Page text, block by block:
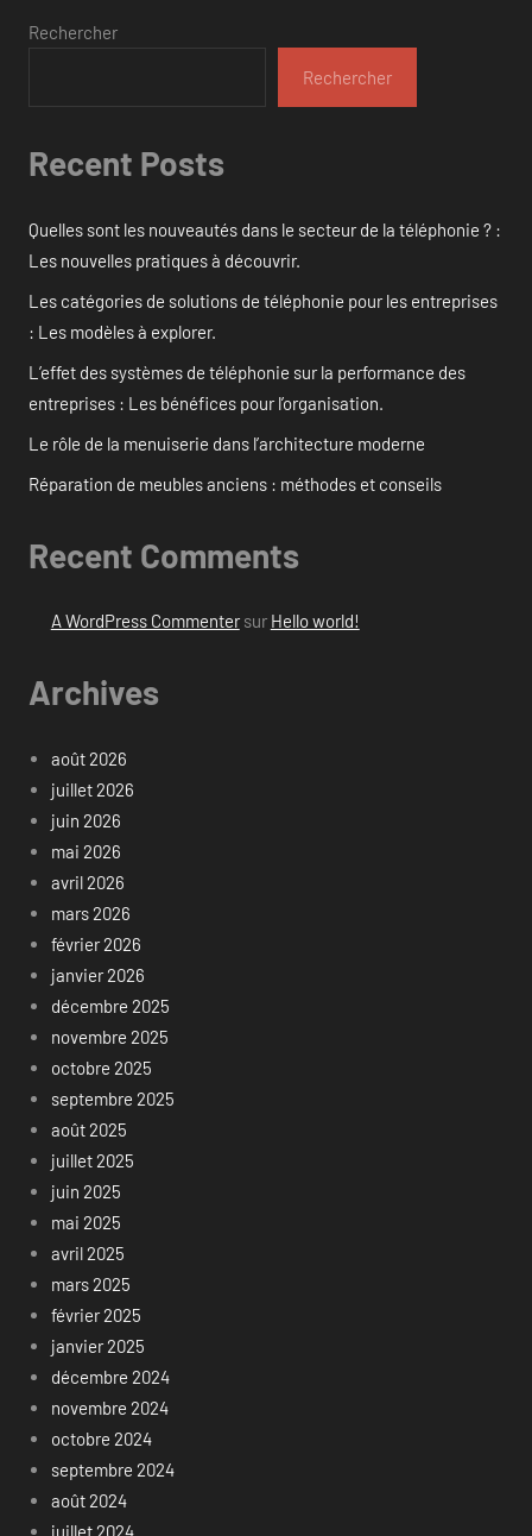
Rechercher
Rechercher
Recent Posts
Quelles sont les nouveautés dans le secteur de la téléphonie ? :
Les nouvelles pratiques à découvrir.
Les catégories de solutions de téléphonie pour les entreprises
: Les modèles à explorer.
L’effet des systèmes de téléphonie sur la performance des
entreprises : Les bénéfices pour l’organisation.
Le rôle de la menuiserie dans l’architecture moderne
Réparation de meubles anciens : méthodes et conseils
Recent Comments
A WordPress Commentersur Hello world!
Archives
août 2026
juillet 2026
juin 2026
mai 2026
avril 2026
mars 2026
février 2026
janvier 2026
décembre 2025
novembre 2025
octobre 2025
septembre 2025
août 2025
juillet 2025
juin 2025
mai 2025
avril 2025
mars 2025
février 2025
janvier 2025
décembre 2024
novembre 2024
octobre 2024
septembre 2024
août 2024
juillet 2024